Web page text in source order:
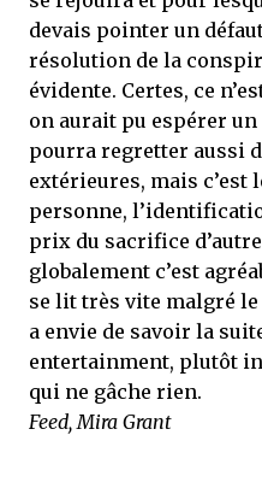
devais pointer un
résolution de la
évidente. Certes, ce
on aurait pu espérer
pourra regretter aussi
extérieures, mais c’est
personne,
prix du sacrifice
globalement c’est
se lit très vite malgré
a envie de savoir la
entertainment, plutôt
qui ne gâche rien.
Feed, Mira Grant